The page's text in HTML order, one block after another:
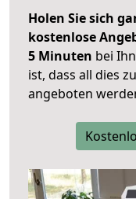
Holen Sie sich
kostenlose
5 Minuten bei
ist, dass all dies
angeboten